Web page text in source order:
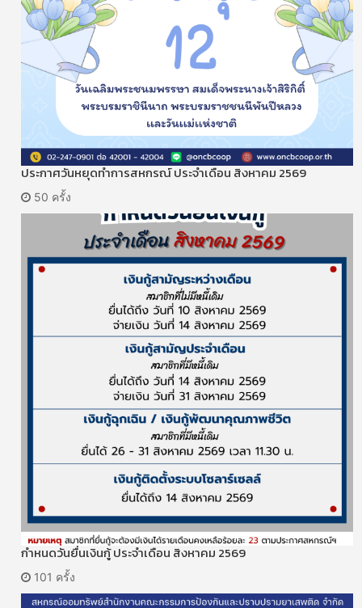
ประกาศวันหยุดทำการสหกรณ์ ประจำเดือน สิงหาคม 2569
50 ครั้ง
กำหนดวันยื่นเงินกู้ ประจำเดือน สิงหาคม 2569
101 ครั้ง